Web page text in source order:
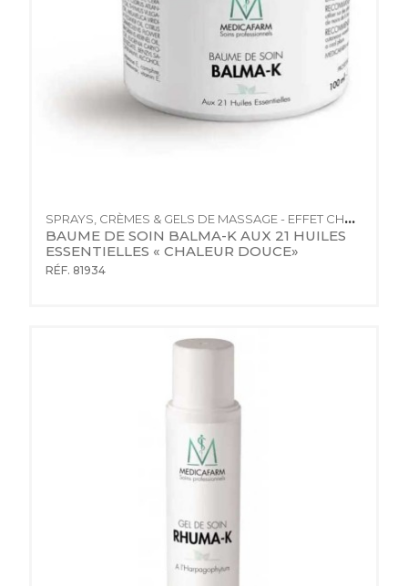
SPRAYS, CRÈMES & GELS DE MASSAGE - EFFET CHAUD
BAUME DE SOIN BALMA-K AUX 21 HUILES
ESSENTIELLES « CHALEUR DOUCE»
RÉF. 81934